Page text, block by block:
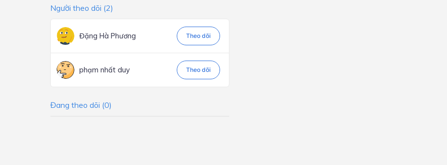
Người theo dõi (2)
Đặng Hà Phương Theo dõi
phạm nhất duy Theo dõi
Đang theo dõi (0)